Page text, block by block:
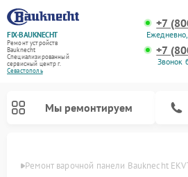
FIX-BAUKNECHT
Ремонт устройств
Bauknecht
Специализированный
cервисный центр г.
Севастополь
+7
+7
Звонок
Мы ремонтируем
Ремонт варочной панели Bauknecht